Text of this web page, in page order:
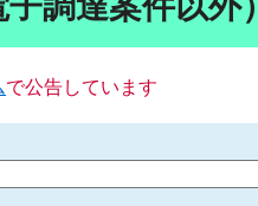
で公告しています